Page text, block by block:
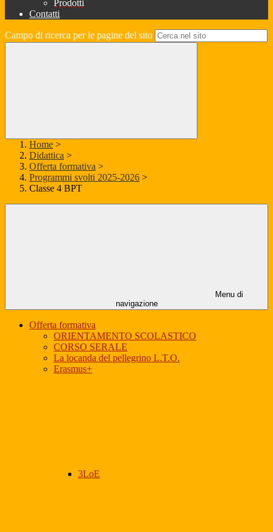
Prodotti
Contatti
Campo di ricerca per le pagine del sito
Home >
Didattica >
Offerta formativa >
Programmi svolti 2025-2026 >
Classe 4 BPT
Menu di
navigazione
Offerta formativa
ORIENTAMENTO SCOLASTICO
CORSO SERALE
La locanda del pellegrino L.T.O.
Erasmus+
3LoE